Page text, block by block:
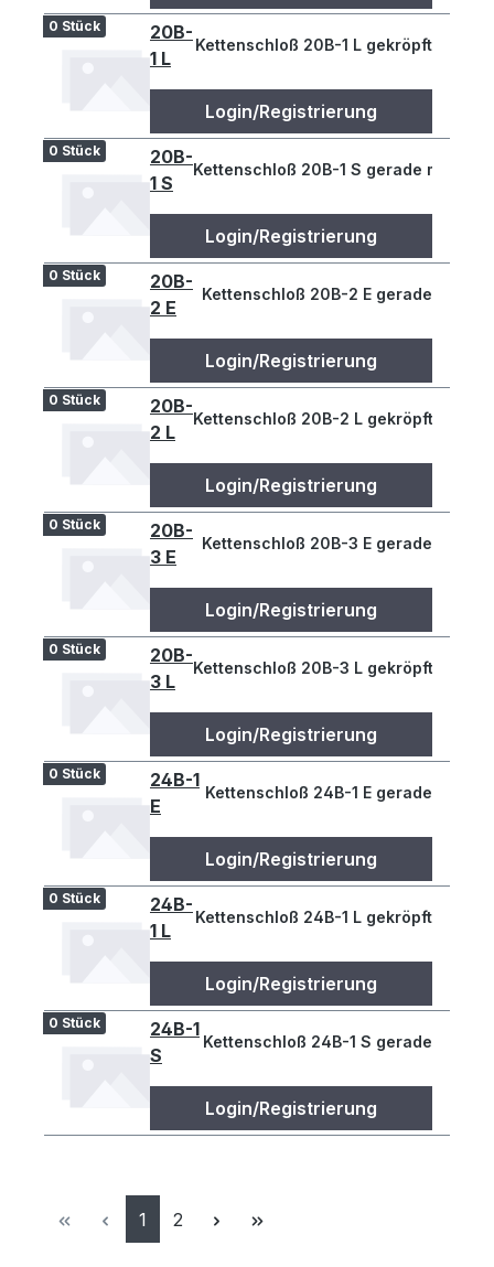
0 Stück
20B-
1 L
Kettenschloß 20B-1 L gekröpft
Login/Registrierung
0 Stück
20B-
1 S
Kettenschloß 20B-1 S gerade mit
Login/Registrierung
0 Stück
20B-
2 E
Kettenschloß 20B-2 E gerade
Login/Registrierung
0 Stück
20B-
2 L
Kettenschloß 20B-2 L gekröpft
Login/Registrierung
0 Stück
20B-
3 E
Kettenschloß 20B-3 E gerade
Login/Registrierung
0 Stück
20B-
3 L
Kettenschloß 20B-3 L gekröpft
Login/Registrierung
0 Stück
24B-1
E
Kettenschloß 24B-1 E gerade
Login/Registrierung
0 Stück
24B-
1 L
Kettenschloß 24B-1 L gekröpft
Login/Registrierung
0 Stück
24B-1
S
Kettenschloß 24B-1 S gerade
Login/Registrierung
Seite
1 Seite
2